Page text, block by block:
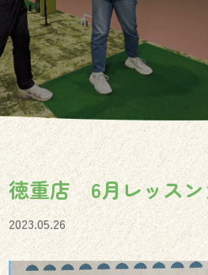
徳重店 6月レッスン
2023.05.26